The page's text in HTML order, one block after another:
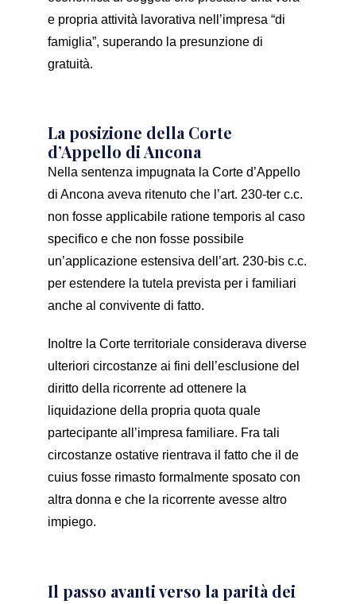
e propria attività lavorativa nell’impresa “di
famiglia”, superando la presunzione di
gratuità.
La posizione della Corte
d’Appello di Ancona
Nella sentenza impugnata la Corte d’Appello
di Ancona aveva ritenuto che l’art. 230-ter c.c.
non fosse applicabile ratione temporis al caso
specifico e che non fosse possibile
un’applicazione estensiva dell’art. 230-bis c.c.
per estendere la tutela prevista per i familiari
anche al convivente di fatto.
Inoltre la Corte territoriale considerava diverse
ulteriori circostanze ai fini dell’esclusione del
diritto della ricorrente ad ottenere la
liquidazione della propria quota quale
partecipante all’impresa familiare. Fra tali
circostanze ostative rientrava il fatto che il de
cuius fosse rimasto formalmente sposato con
altra donna e che la ricorrente avesse altro
impiego.
Il passo avanti verso la parità dei